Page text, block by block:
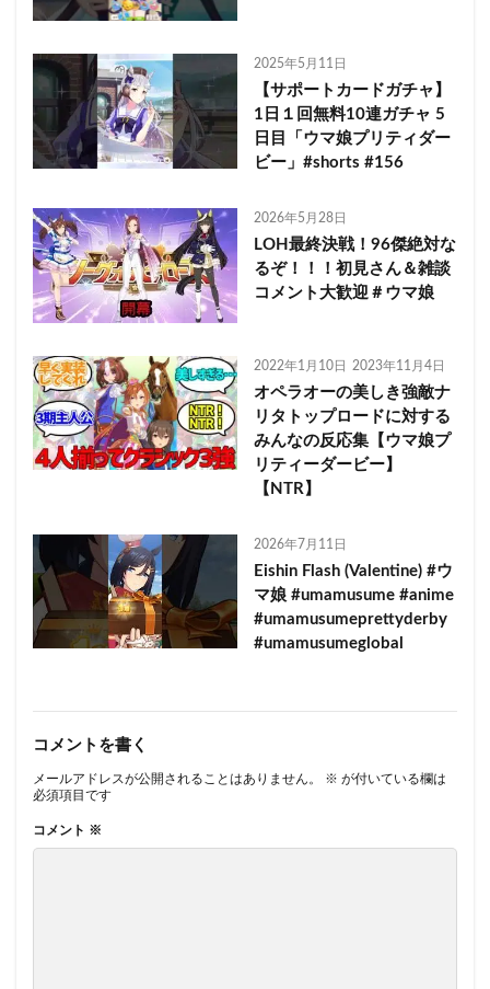
2025年5月11日
【サポートカードガチャ】
1日１回無料10連ガチャ 5
日目「ウマ娘プリティダー
ビー」#shorts #156
2026年5月28日
LOH最終決戦！96傑絶対な
るぞ！！！初見さん＆雑談
コメント大歓迎＃ウマ娘
2022年1月10日 2023年11月4日
オペラオーの美しき強敵ナ
リタトップロードに対する
みんなの反応集【ウマ娘プ
リティーダービー】
【NTR】
2026年7月11日
Eishin Flash (Valentine) #ウ
マ娘 #umamusume #anime
#umamusumeprettyderby
#umamusumeglobal
コメントを書く
メールアドレスが公開されることはありません。 ※ が付いている欄は
必須項目です
コメント ※